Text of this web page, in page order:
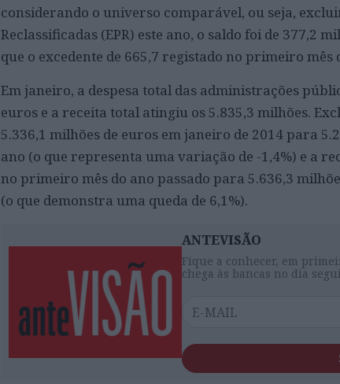
considerando o universo comparável, ou seja,
Reclassificadas (EPR) este ano, o saldo foi de 377,2
que o excedente de 665,7 registado no primeiro mês
Em janeiro, a despesa total das administrações
euros e a receita total atingiu os 5.835,3 milhões.
5.336,1 milhões de euros em janeiro de 2014 para
ano (o que representa uma variação de -1,4%) e a
no primeiro mês do ano passado para 5.636,3
(o que demonstra uma queda de 6,1%).
ANTEVISÃO
Fique a conhecer, em
chega às bancas no dia